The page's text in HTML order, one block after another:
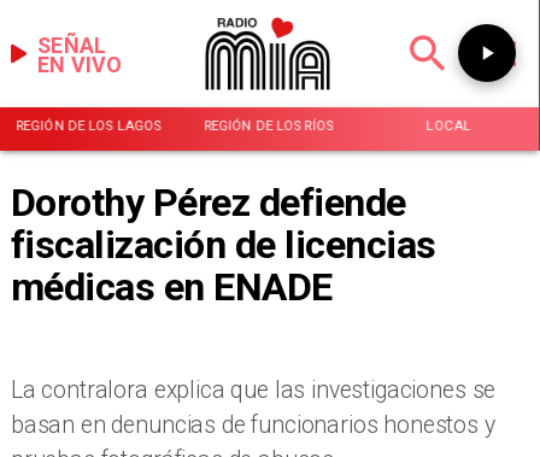
EN VIVO
SEÑAL
REGIÓN DE LOS LAGOS REGIÓN DE LOS RÍOS LOCAL
Dorothy Pérez defiende
fiscalización de licencias
médicas en ENADE
La contralora explica que las investigaciones se
basan en denuncias de funcionarios honestos y